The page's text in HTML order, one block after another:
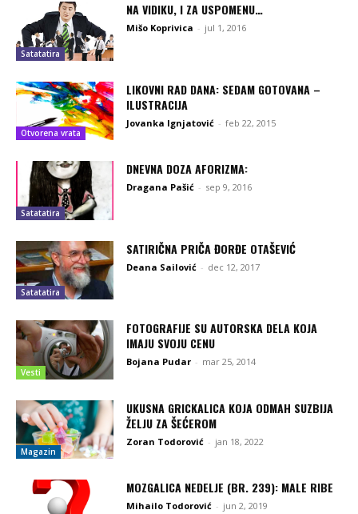
Satatatira
NA VIDIKU, I ZA USPOMENU…
Mišo Koprivica - jul 1, 2016
Otvorena vrata
LIKOVNI RAD DANA: SEDAM GOTOVANA –
ILUSTRACIJA
Jovanka Ignjatović - feb 22, 2015
Satatatira
DNEVNA DOZA AFORIZMA:
Dragana Pašić - sep 9, 2016
Satatatira
SATIRIČNA PRIČA ĐORĐE OTAŠEVIĆ
Deana Sailović - dec 12, 2017
Vesti
FOTOGRAFIJE SU AUTORSKA DELA KOJA
IMAJU SVOJU CENU
Bojana Pudar - mar 25, 2014
Magazin
UKUSNA GRICKALICA KOJA ODMAH SUZBIJA
ŽELJU ZA ŠEĆEROM
Zoran Todorović - jan 18, 2022
MOZGALICA NEDELJE (BR. 239): MALE RIBE
Mihailo Todorović - jun 2, 2019